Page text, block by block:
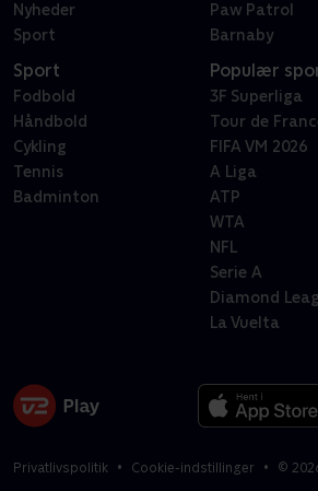
Nyheder
Sport
Paw Patrol
Barnaby
Sport
Fodbold
Håndbold
Cykling
Tennis
Badminton
Populær
3F Superliga
Tour de
FIFA VM 2026
A Liga
ATP
WTA
NFL
Serie A
Diamond
La Vuelta
Privatlivspolitik Cookie-indstillinger ©